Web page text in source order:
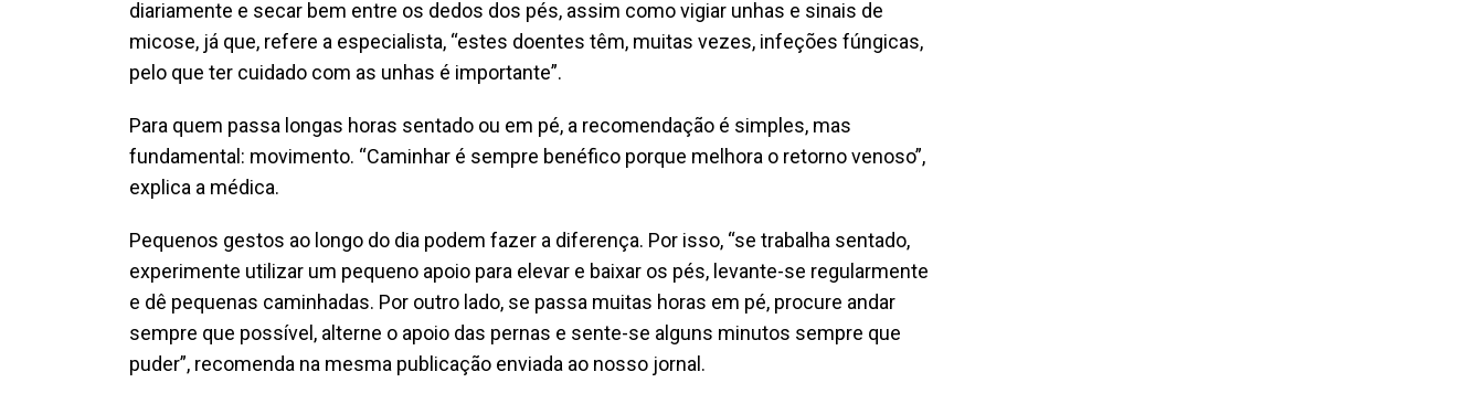
diariamente e secar bem entre os dedos dos pés, assim como vigiar unhas e sinais de
micose, já que, refere a especialista, “estes doentes têm, muitas vezes, infeções fúngicas,
pelo que ter cuidado com as unhas é importante”.
Para quem passa longas horas sentado ou em pé, a recomendação é simples, mas
fundamental: movimento. “Caminhar é sempre benéfico porque melhora o retorno venoso”,
explica a médica.
Pequenos gestos ao longo do dia podem fazer a diferença. Por isso, “se trabalha sentado,
experimente utilizar um pequeno apoio para elevar e baixar os pés, levante-se regularmente
e dê pequenas caminhadas. Por outro lado, se passa muitas horas em pé, procure andar
sempre que possível, alterne o apoio das pernas e sente-se alguns minutos sempre que
puder”, recomenda na mesma publicação enviada ao nosso jornal.